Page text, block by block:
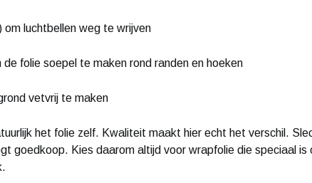
om luchtbellen weg te wrijven
folie soepel te maken rond randen en hoeken
vetvrij te maken
het folie zelf. Kwaliteit maakt hier echt het verschil.
goedkoop. Kies daarom altijd voor wrapfolie die speciaal is